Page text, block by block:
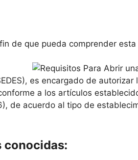
de que pueda comprender
es encargado de
a los artículos
de acuerdo al tipo de
conocidas: